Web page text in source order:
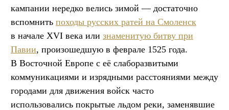
кампании нередко велись зимой — достаточно
вспомнить походы русских ратей на Смоленск
в начале XVI века или знаменитую битву при
Павии, произошедшую в феврале 1525 года.
В Восточной Европе с её слаборазвитыми
коммуникациями и изрядными расстояниями между
городами для движения войск часто
использовались покрытые льдом реки, заменявшие